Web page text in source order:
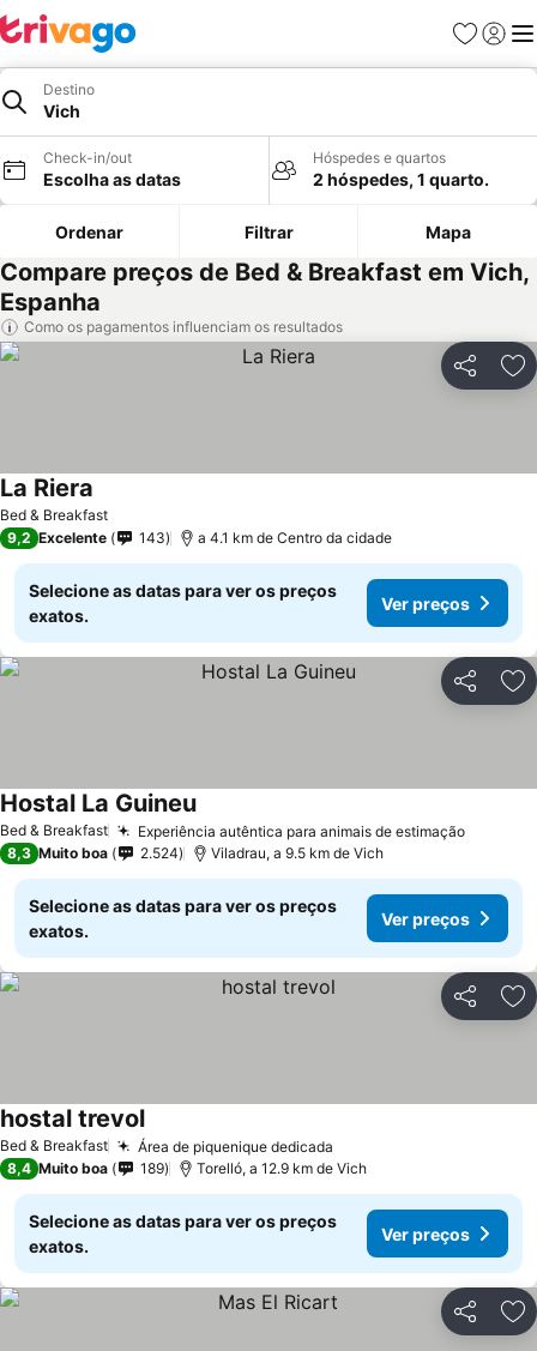
Favoritos
Iniciar
Destino
Vich
Check-in/out
Escolha as datas
Hóspedes e quartos
2 hóspedes, 1 quarto.
Ordenar Filtrar Mapa
Compare preços de Bed & Breakfast em Vich,
Espanha
Como os pagamentos influenciam os resultados
Partilhar
Bed & Breakfast
La Riera
9,2 Excelente 143 a 4.1 km de Centro da cidade
Selecione as datas para ver os preços
exatos.
Ver preços
Partilhar
Bed & Breakfast Experiência autêntica para animais de estimação
Hostal La Guineu
8,3 Muito boa 2.524 Viladrau, a 9.5 km de Vich
Selecione as datas para ver os preços
exatos.
Ver preços
Partilhar
Bed & Breakfast Área de piquenique dedicada
hostal trevol
8,4 Muito boa 189 Torelló, a 12.9 km de Vich
Selecione as datas para ver os preços
exatos.
Ver preços
Partilhar